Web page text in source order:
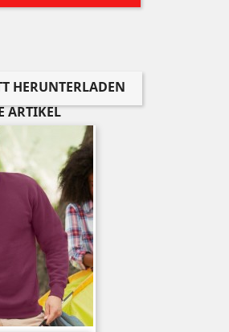
HERUNTERLADEN
ARTIKEL